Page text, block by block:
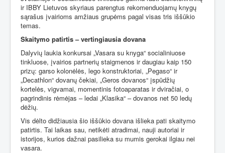
ir IBBY Lietuvos skyriaus parengtus rekomenduojamų knygų
sąrašus įvairioms amžiaus grupėms pagal visas tris iššūkio
temas.
Skaitymo patirtis – vertingiausia dovana
Dalyvių laukia konkursai „Vasara su knyga“ socialiniuose
tinkluose, įvairios partnerių staigmenos ir daugiau kaip 150
prizų: garso kolonėlės, lego konstruktoriai, „Pegaso“ ir
„Decathlon“ dovanų čekiai, „Geros dovanos“ įspūdžių
kortelės, vigvamai, momentinis fotoaparatas ir dviračiai, o
pagrindinis rėmėjas – ledai „Klasika“ – dovanos net 50 ledų
dėžių.
Vis dėlto didžiausia šio iššūkio dovana išlieka pati skaitymo
patirtis. Tai laikas sau, netikėti atradimai, nauji autoriai ir
istorijos, kurios dažnai pasilieka su mumis gerokai ilgiau nei
vasara.